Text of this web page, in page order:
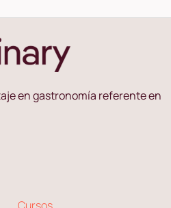
en gastronomía referente en